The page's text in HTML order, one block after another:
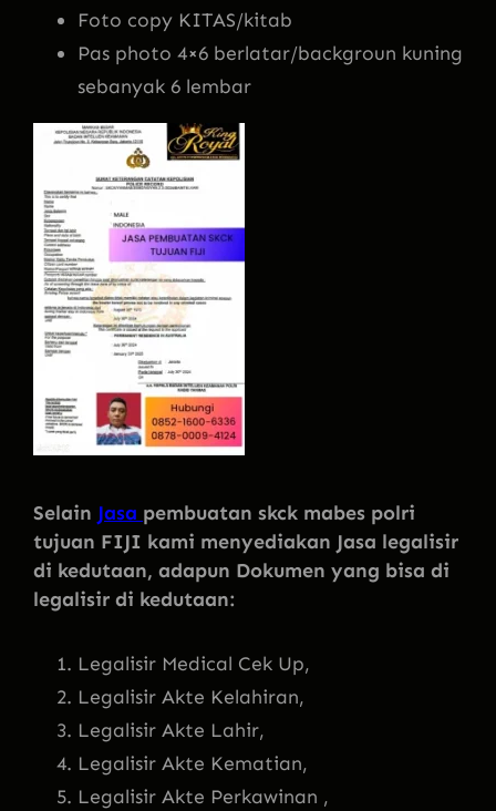
Foto copy KITAS/kitab
Pas photo 4×6 berlatar/backgroun kuning
sebanyak 6 lembar
Selain Jasa pembuatan skck mabes polri
tujuan FIJI kami menyediakan Jasa legalisir
di kedutaan, adapun Dokumen yang bisa di
legalisir di kedutaan:
Legalisir Medical Cek Up,
Legalisir Akte Kelahiran,
Legalisir Akte Lahir,
Legalisir Akte Kematian,
Legalisir Akte Perkawinan ,